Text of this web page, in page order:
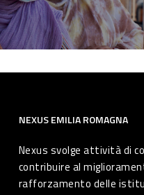
NEXUS EMILIA ROMAGNA
Nexus svolge attività di
contribuire al
rafforzamento delle